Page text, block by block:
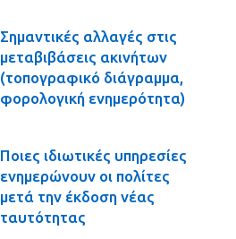
Σημαντικές αλλαγές στις
μεταβιβάσεις ακινήτων
(τοπογραφικό διάγραμμα,
φορολογική ενημερότητα)
Ποιες ιδιωτικές υπηρεσίες
ενημερώνουν οι πολίτες
μετά την έκδοση νέας
ταυτότητας